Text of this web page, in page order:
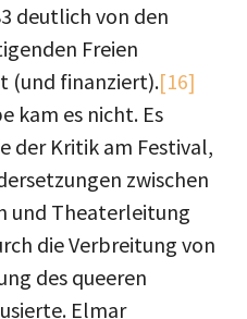
deutlich von den
Freien
(und finanziert).[16]
kam es nicht. Es
der Kritik am Festival,
zwischen
und Theaterleitung
die Verbreitung von
des queeren
Elmar